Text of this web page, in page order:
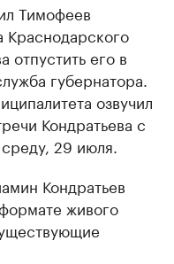
Тимофеев
Краснодарского
отпустить его в
губернатора.
озвучил
Кондратьева с
29 июля.
Кондратьев
живого